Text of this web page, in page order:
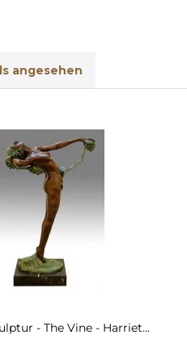
angesehen
- The Vine - Harriet...